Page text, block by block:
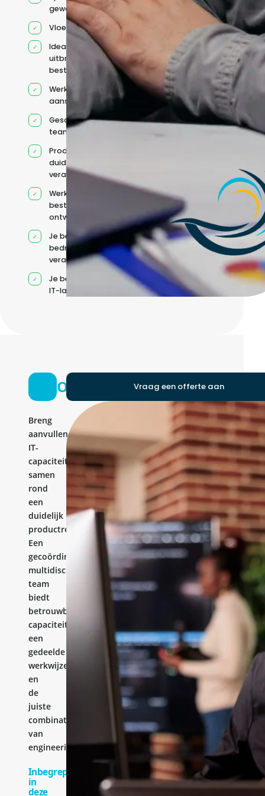
geworven profiel
Vloeiend Engels
Ideaal voor het
uitbreiden van
bestaande capaciteit
Werkt onder jouw
aansturing
Geschikt voor hybride
teams
Productcontext en
duidelijke
verantwoordelijkheden
Werkt binnen jouw
bestaande
ontwikkelteam
Je behoudt jouw
bedrijfs- en IT-
verantwoordelijkheden
Je beheert jouw eigen
IT-landschap
Ontwikkelteam
Breng
aanvullende
IT-
capaciteit
samen
rond
een
duidelijk
productresultaat.
Een
gecoördineerd
multidisciplinair
team
biedt
betrouwbare
capaciteit,
een
gedeelde
werkwijze
en
de
juiste
combinatie
van
engineeringervaring.
Inbegrepen
in
deze
Vraag een offerte aan